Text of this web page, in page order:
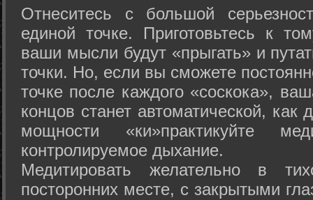
Отнеситесь с большой
единой точке. Приготовьтесь к
ваши мысли будут «прыгать» и
точки. Но, если вы сможете
точке после каждого «соскока»,
концов станет автоматической,
мощности «ки»практикуйте
контролируемое дыхание.
Медитировать желательно в
посторонних месте, с закрытыми